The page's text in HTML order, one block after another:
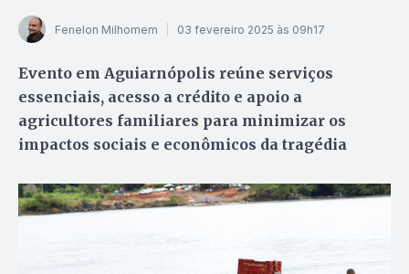
Fenelon Milhomem 03 fevereiro 2025 às 09h17
Evento em Aguiarnópolis reúne serviços
essenciais, acesso a crédito e apoio a
agricultores familiares para minimizar os
impactos sociais e econômicos da tragédia